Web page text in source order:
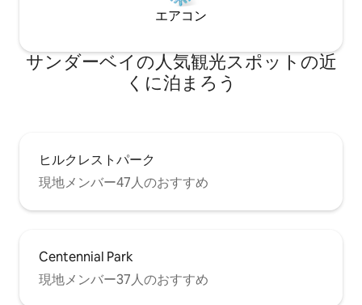
エアコン
サンダーベイの人気観光スポットの近
くに泊まろう
ヒルクレストパーク
現地メンバー47人のおすすめ
Centennial Park
現地メンバー37人のおすすめ